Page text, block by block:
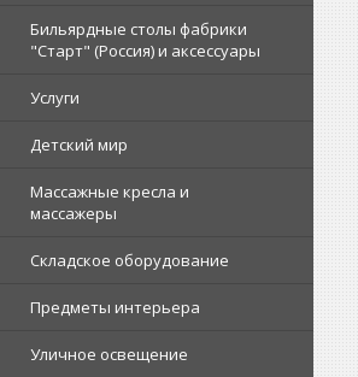
Бильярдные столы фабрики
"Cтарт" (Россия) и аксессуары
Услуги
Детский мир
Массажные кресла и
массажеры
Складское оборудование
Предметы интерьера
Уличное освещение